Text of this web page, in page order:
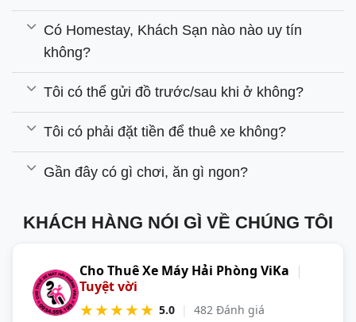
Có Homestay, Khách Sạn nào nào uy tín
không?
Tôi có thể gửi đồ trước/sau khi ở không?
Tôi có phải đặt tiền để thuê xe không?
Gần đây có gì chơi, ăn gì ngon?
KHÁCH HÀNG NÓI GÌ VỀ CHÚNG TÔI
Cho Thuê Xe Máy Hải Phòng ViKa |
Tuyệt vời
★★★★★ 5.0 | 482 Đánh giá